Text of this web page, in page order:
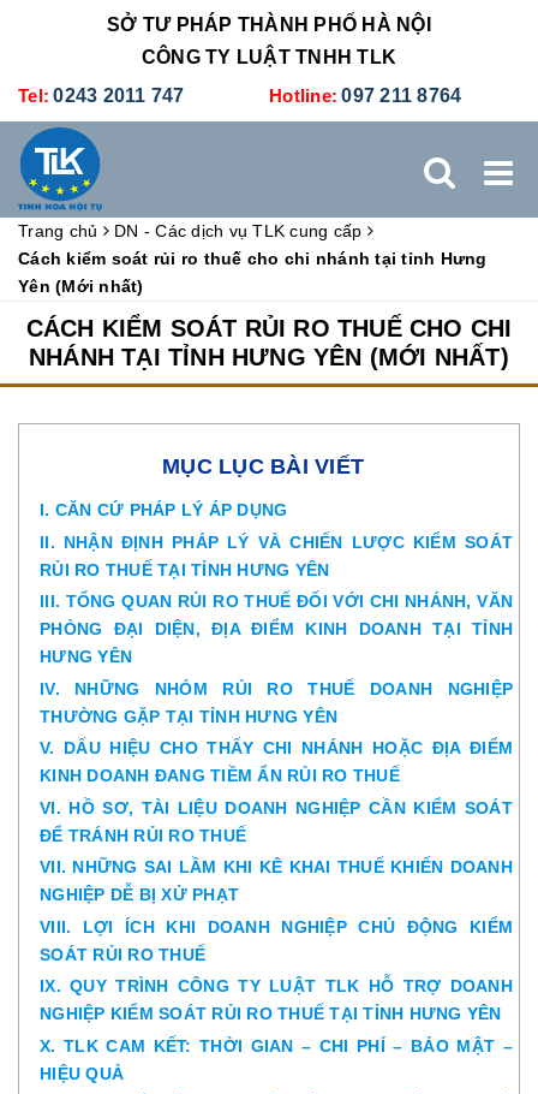
SỞ TƯ PHÁP THÀNH PHỐ HÀ NỘI
CÔNG TY LUẬT TNHH TLK
Tel: 0243 2011 747 Hotline: 097 211 8764
DỊCH VỤ KẾ TOÁN - THUẾ XÚC TIẾN THƯƠNG MẠI
Trang chủ
DN - Các dịch vụ TLK cung cấp
Cách kiểm soát rủi ro thuế cho chi nhánh tại tỉnh Hưng
Yên (Mới nhất)
CÁCH KIỂM SOÁT RỦI RO THUẾ CHO CHI
NHÁNH TẠI TỈNH HƯNG YÊN (MỚI NHẤT)
MỤC LỤC BÀI VIẾT
I. CĂN CỨ PHÁP LÝ ÁP DỤNG
II. NHẬN ĐỊNH PHÁP LÝ VÀ CHIẾN LƯỢC KIỂM SOÁT
RỦI RO THUẾ TẠI TỈNH HƯNG YÊN
III. TỔNG QUAN RỦI RO THUẾ ĐỐI VỚI CHI NHÁNH, VĂN
PHÒNG ĐẠI DIỆN, ĐỊA ĐIỂM KINH DOANH TẠI TỈNH
HƯNG YÊN
IV. NHỮNG NHÓM RỦI RO THUẾ DOANH NGHIỆP
THƯỜNG GẶP TẠI TỈNH HƯNG YÊN
V. DẤU HIỆU CHO THẤY CHI NHÁNH HOẶC ĐỊA ĐIỂM
KINH DOANH ĐANG TIỀM ẨN RỦI RO THUẾ
VI. HỒ SƠ, TÀI LIỆU DOANH NGHIỆP CẦN KIỂM SOÁT
ĐỂ TRÁNH RỦI RO THUẾ
VII. NHỮNG SAI LẦM KHI KÊ KHAI THUẾ KHIẾN DOANH
NGHIỆP DỄ BỊ XỬ PHẠT
VIII. LỢI ÍCH KHI DOANH NGHIỆP CHỦ ĐỘNG KIỂM
SOÁT RỦI RO THUẾ
IX. QUY TRÌNH CÔNG TY LUẬT TLK HỖ TRỢ DOANH
NGHIỆP KIỂM SOÁT RỦI RO THUẾ TẠI TỈNH HƯNG YÊN
X. TLK CAM KẾT: THỜI GIAN – CHI PHÍ – BẢO MẬT –
HIỆU QUẢ